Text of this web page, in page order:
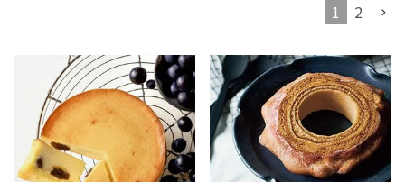
1
2